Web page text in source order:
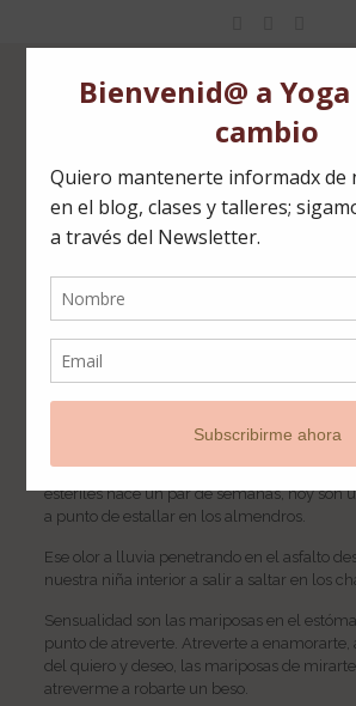
¿Qué momentos despiertan tu sensualidad?
Sensualidad es ese rayo de sol que
hasta alcanzar mi piel haciendo que el
mi cuerpo que se acerca la primavera.
Esa mirada que se levanta del suelo y
estériles hace un par de semanas, hoy son
a punto de estallar en los almendros.
Ese olor a lluvia penetrando en el asfalto
nuestra niña interior a salir a saltar en los
Sensualidad son las mariposas en el
punto de atreverte. Atreverte a enamorarte,
del quiero y deseo, las mariposas de
atreverme a robarte un beso.